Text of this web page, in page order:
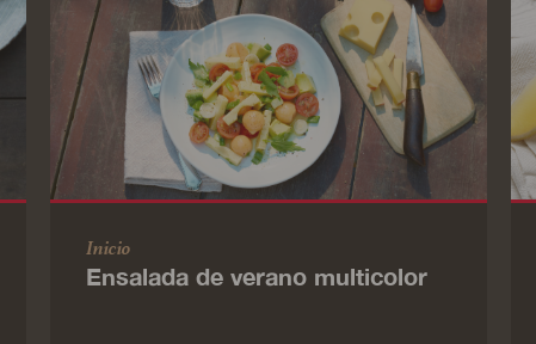
Inicio
Ensalada de verano multicolor